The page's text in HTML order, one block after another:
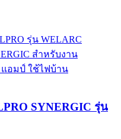
SYNERGIC รุ่น